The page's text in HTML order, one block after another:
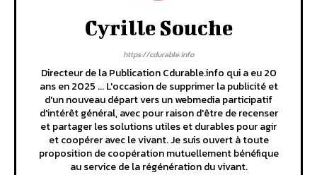
Cyrille Souche
https://cdurable.info
Directeur de la Publication Cdurable.info qui a eu 20
ans en 2025 ... L'occasion de supprimer la publicité et
d'un nouveau départ vers un webmedia participatif
d'intérêt général, avec pour raison d'être de recenser
et partager les solutions utiles et durables pour agir
et coopérer avec le vivant. Je suis ouvert à toute
proposition de coopération mutuellement bénéfique
au service de la régénération du vivant.